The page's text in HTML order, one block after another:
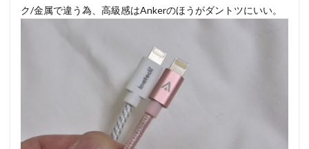
ク/金属で違う為、高級感はAnkerのほうがダントツにいい。